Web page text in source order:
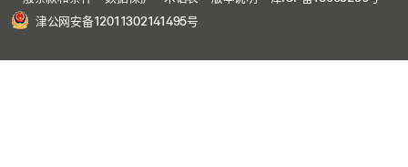
津公网安备12011302141495号